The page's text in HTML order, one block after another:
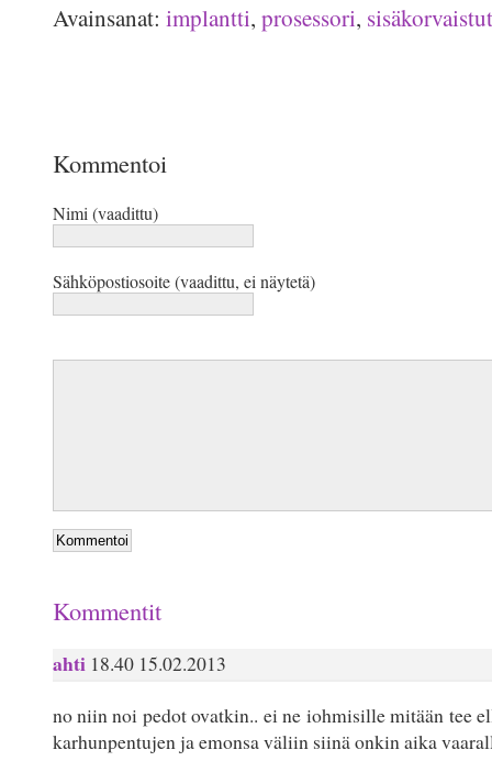
Avainsanat: implantti, prosessori,
Kommentoi
Nimi (vaadittu)
Sähköpostiosoite (vaadittu, ei näytetä)
Kommentit
ahti18.40 15.02.2013
no niin noi pedot ovatkin.. ei ne iohmisille mitään tee
karhunpentujen ja emonsa väliin siinä onkin aika